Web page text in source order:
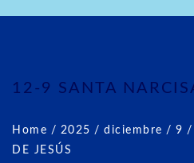
12-9 SANTA
Home / 2025 / diciembre / 9 /
DE JESÚS